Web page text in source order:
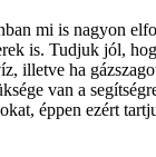
mi is nagyon
is. Tudjuk jól,
illetve ha
van a
éppen ezért